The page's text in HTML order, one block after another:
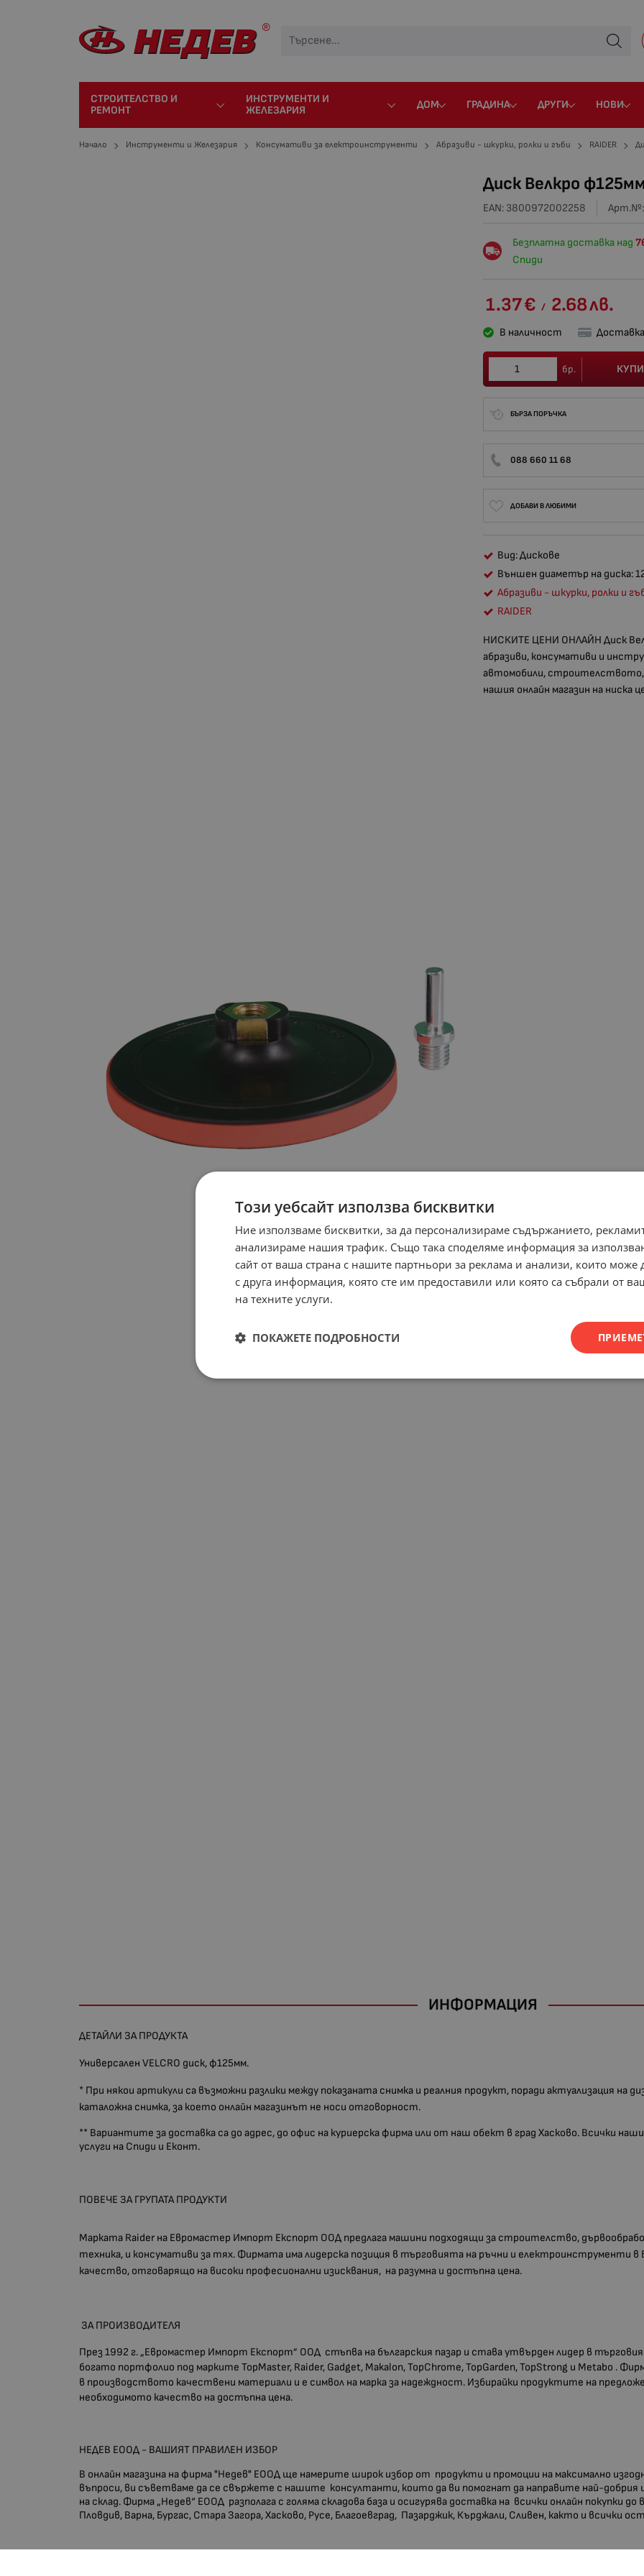
СТРОИТЕЛСТВО И
РЕМОНТ
ИНСТРУМЕНТИ И
ЖЕЛЕЗАРИЯ
ДОМ ГРАДИНА ДРУГИ НОВИ
Начало Инструменти и Железария Консумативи за електроинструменти Абразиви - шкурки, ролки и гъби RAIDER
Диск Велкро
EAN: 3800972002258 Арт.№:
Безплатна доставка над
Спиди
1.37€ / 2.68лв.
В наличност
бр. КУПИ
БЪРЗА ПОРЪЧКА
088 660 11 68
ДОБАВИ В ЛЮБИМИ
Вид: Дискове
Външен диаметър на диска:
Абразиви - шкурки, ролки и
RAIDER
НИСКИТЕ ЦЕНИ ОНЛАЙН Диск
абразиви, консумативи и
автомобили,
нашия онлайн магазин на ниска
ИНФОРМАЦИЯ
ДЕТАЙЛИ ЗА ПРОДУКТА
Универсален VELCRO диск, ф125мм.
* При някои артикули са възможни разлики между показаната снимка и реалния продукт, поради актуализация на
каталожна снимка, за което онлайн магазинът не носи отговорност.
** Вариантите за доставка са до адрес, до офис на куриерска фирма или от наш обект в град Хасково. Всички
услуги на Спиди и Еконт.
ПОВЕЧЕ ЗА ГРУПАТА ПРОДУКТИ
Марката Raider на Евромастер Импорт Експорт ООД предлага машини подходящи за строителство,
техника, и консумативи за тях. Фирмата има лидерска позиция в търговията на ръчни и електроинструменти
качество, отговарящо на високи професионални изисквания, на разумна и достъпна цена.
ЗА ПРОИЗВОДИТЕЛЯ
През 1992 г. „Евромастер Импорт Експорт” ООД стъпва на българския пазар и става утвърден лидер в
богато портфолио под марките TopMaster, Raider, Gadget, Makalon, TopChrome, TopGarden, TopStrong и Metabo .
в производството качествени материали и е символ на марка за надеждност. Избирайки продуктите на
необходимото качество на достъпна цена.
НЕДЕВ ЕООД - ВАШИЯТ ПРАВИЛЕН ИЗБОР
В онлайн магазина на фирма "Недев" ЕООД ще намерите широк избор от продукти и промоции на максимално
въпроси, ви съветваме да се свържете с нашите консултанти, които да ви помогнат да направите най-добрия
на склад. Фирма „Недев“ ЕООД разполага с голяма складова база и осигурява доставка на всички онлайн покупки
Пловдив, Варна, Бургас, Стара Загора, Хасково, Русе, Благоевград, Пазарджик, Кърджали, Сливен, както и всички
Този уебсайт използва бисквитки
Ние използваме бисквитки, за да персонализираме съдържанието,
анализираме нашия трафик. Също така споделяме информация за
сайт от ваша страна с нашите партньори за реклама и анализи, които може
с друга информация, която сте им предоставили или която са събрали от
на техните услуги.
ПОКАЖЕТЕ ПОДРОБНОСТИ